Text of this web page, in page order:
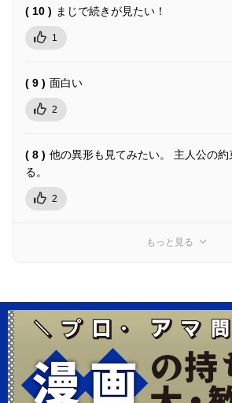
( 10 ) まじで続きが見たい！
1
( 9 ) 面白い
2
( 8 ) 他の異形も見てみたい。 主人公の
る。
2
もっと見る